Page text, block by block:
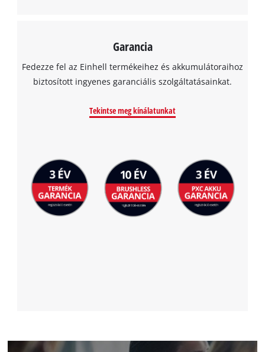
Garancia
Fedezze fel az Einhell termékeihez és akkumulátoraihoz
biztosított ingyenes garanciális szolgáltatásainkat.
Tekintse meg kínálatunkat